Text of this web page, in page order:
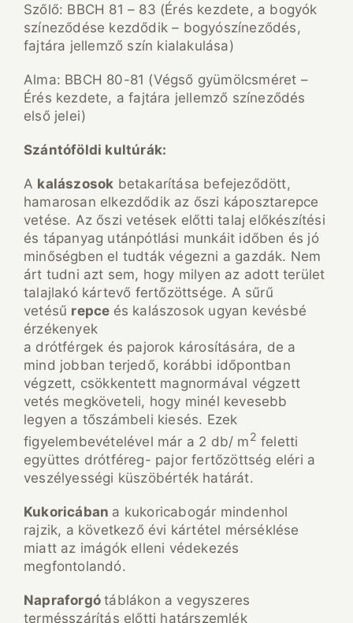
Szőlő: BBCH 81 – 83 (Érés kezdete, a bogyók
színeződése kezdődik – bogyószíneződés,
fajtára jellemző szín kialakulása)
Alma: BBCH 80-81 (Végső gyümölcsméret –
Érés kezdete, a fajtára jellemző színeződés
első jelei)
Szántóföldi kultúrák:
A kalászosok betakarítása befejeződött,
hamarosan elkezdődik az őszi káposztarepce
vetése. Az őszi vetések előtti talaj előkészítési
és tápanyag utánpótlási munkáit időben és jó
minőségben el tudták végezni a gazdák. Nem
árt tudni azt sem, hogy milyen az adott terület
talajlakó kártevő fertőzöttsége. A sűrű
vetésű repce és kalászosok ugyan kevésbé
érzékenyek
a drótférgek és pajorok károsítására, de a
mind jobban terjedő, korábbi időpontban
végzett, csökkentett magnormával végzett
vetés megköveteli, hogy minél kevesebb
legyen a tőszámbeli kiesés. Ezek
figyelembevételével már a 2 db/ m2 feletti
együttes drótféreg- pajor fertőzöttség eléri a
veszélyességi küszöbérték határát.
Kukoricában a kukoricabogár mindenhol
rajzik, a következő évi kártétel mérséklése
miatt az imágók elleni védekezés
megfontolandó.
Napraforgótáblákon a vegyszeres
termésszárítás előtti határszemlék